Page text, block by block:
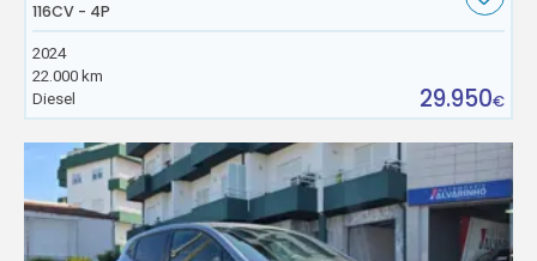
116CV - 4P
2024
22.000 km
Diesel
29.950€